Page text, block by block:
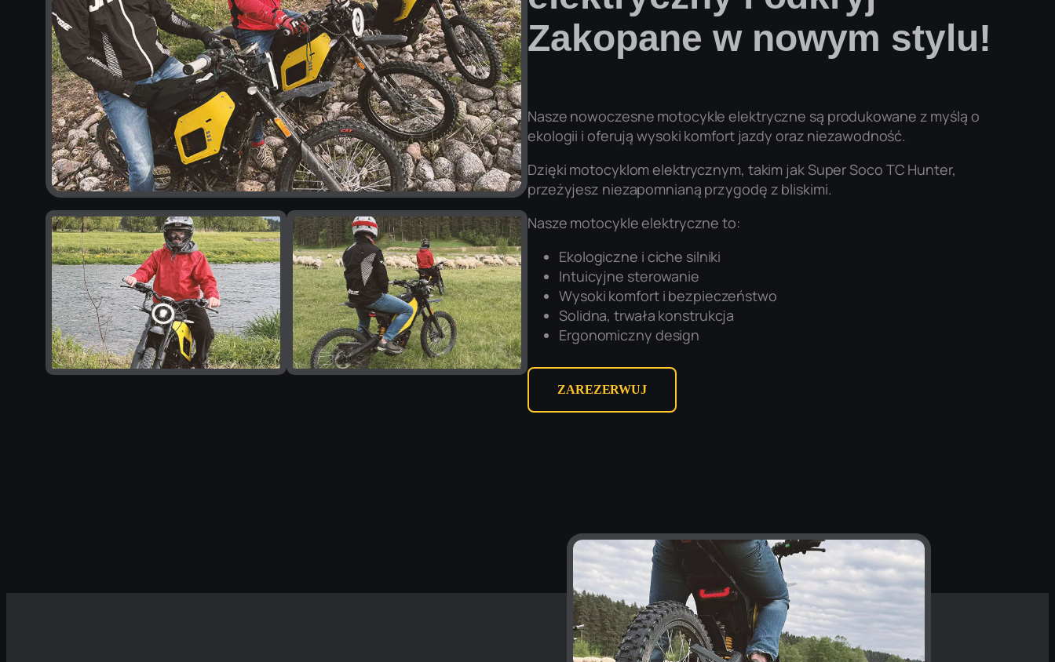
Zakopane w nowym stylu!
Nasze nowoczesne motocykle elektryczne są produkowane z myślą o
ekologii i oferują wysoki komfort jazdy oraz niezawodność.
Dzięki motocyklom elektrycznym, takim jak Super Soco TC Hunter,
przeżyjesz niezapomnianą przygodę z bliskimi.
Nasze motocykle elektryczne to:
Ekologiczne i ciche silniki
Intuicyjne sterowanie
Wysoki komfort i bezpieczeństwo
Solidna, trwała konstrukcja
Ergonomiczny design
ZAREZERWUJ